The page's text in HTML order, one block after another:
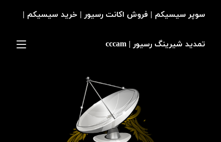
سوپر سیسیکم | فروش اکانت رسیور | خرید سیسیکم |
تمدید شیرینگ رسیور | cccam